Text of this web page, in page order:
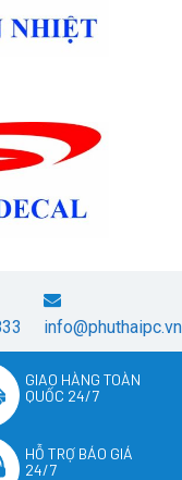
info@phuthaipc.vn
GIAO HÀNG TOÀN
QUỐC 24/7
HỖ TRỢ BÁO GIÁ
24/7